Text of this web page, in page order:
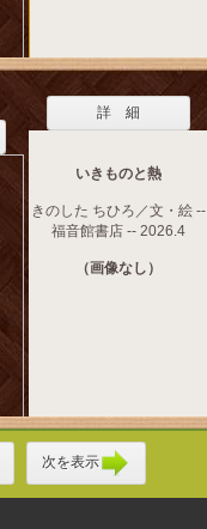
詳 細
いきものと熱
きのした ちひろ／文・絵 --
福音館書店 -- 2026.4
（画像なし）
次を表示